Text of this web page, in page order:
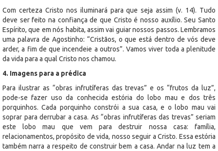
Com certeza Cristo nos iluminará para que seja assim (v. 14). Tudo
deve ser feito na confiança de que Cristo é nosso auxílio. Seu Santo
Espírito, que em nós habita, assim vai guiar nossos passos. Lembramos
uma palavra de Agostinho: “Cristãos, o que está dentro de vós deve
arder, a fim de que incendeie a outros”. Vamos viver toda a plenitude
da vida para a qual Cristo nos chamou.
4. Imagens para a prédica
Para ilustrar as “obras infrutíferas das trevas” e os “frutos da luz”,
pode-se fazer uso da conhecida estória do lobo mau e dos três
porquinhos. Cada porquinho constrói a sua casa, e o lobo mau vai
soprar para derrubar a casa. As “obras infrutíferas das trevas” seriam
este lobo mau que vem para destruir nossa casa: família,
relacionamentos, propósito de vida, nosso seguir a Cristo. Essa estória
também narra a respeito de construir bem a casa. Andar na luz tem a